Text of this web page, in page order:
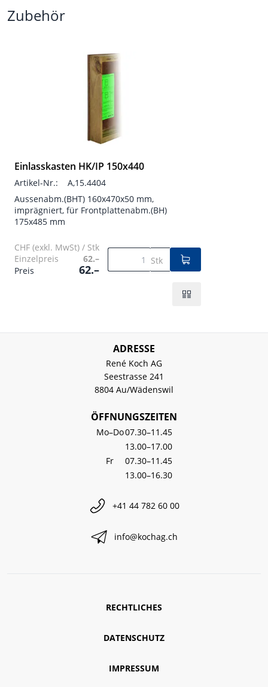
Zubehör
Einlasskasten HK/IP 150x440
Artikel-Nr.:
A,15.4404
Aussenabm.(BHT) 160x470x50 mm,
imprägniert, für Frontplattenabm.(BH)
175x485 mm
CHF (exkl. MwSt) / Stk
Einzelpreis
62.–
Preis
62.–
Stk
ADRESSE
René Koch AG
Seestrasse 241
8804 Au/Wädenswil
ÖFFNUNGSZEITEN
Mo–Do07.30–11.45
13.00–17.00
Fr
07.30–11.45
13.00–16.30
+41 44 782 60 00
info@kochag.ch
RECHTLICHES
DATENSCHUTZ
IMPRESSUM